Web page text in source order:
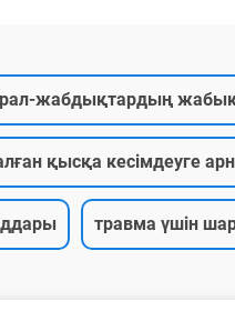
жабдықтардың
қысқа кесімдеуге
травма үшін